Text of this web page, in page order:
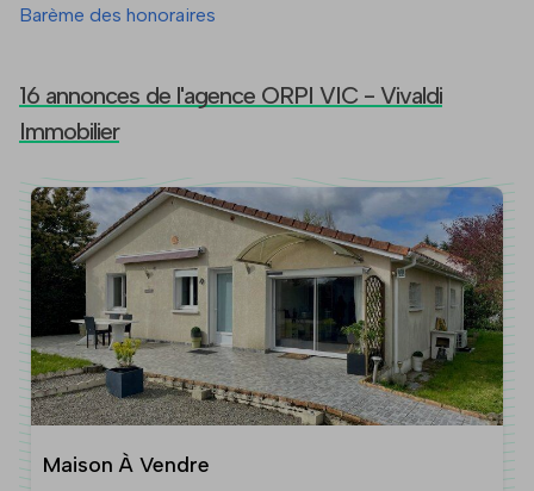
Barème des honoraires
16 annonces de l'agence ORPI VIC - Vivaldi
Immobilier
Maison À Vendre